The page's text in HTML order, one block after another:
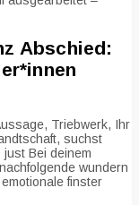
Abschied:
Triebwerk, Ihr
suchst
Bei deinem
wundern
finster